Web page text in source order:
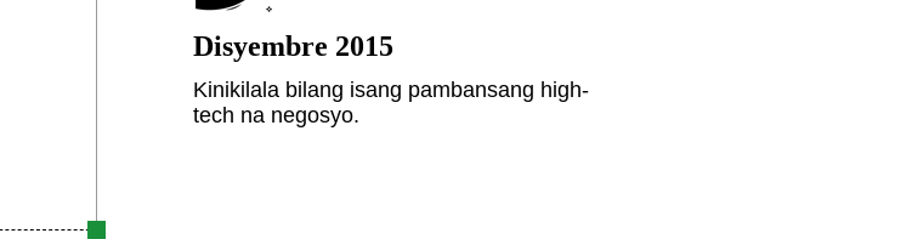
Disyembre 2015
Kinikilala bilang isang pambansang high-
tech na negosyo.